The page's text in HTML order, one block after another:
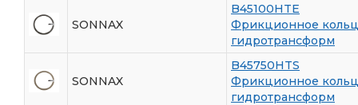
SONNAX
B45100HTE
Фрикционное
гидротрансформ
SONNAX
B45750HTS
Фрикционное
гидротрансформ